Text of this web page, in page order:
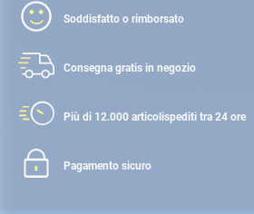
Soddisfatto o rimborsato
Consegna gratis in negozio
Più di 12.000 articolispediti tra 24 ore
Pagamento sicuro